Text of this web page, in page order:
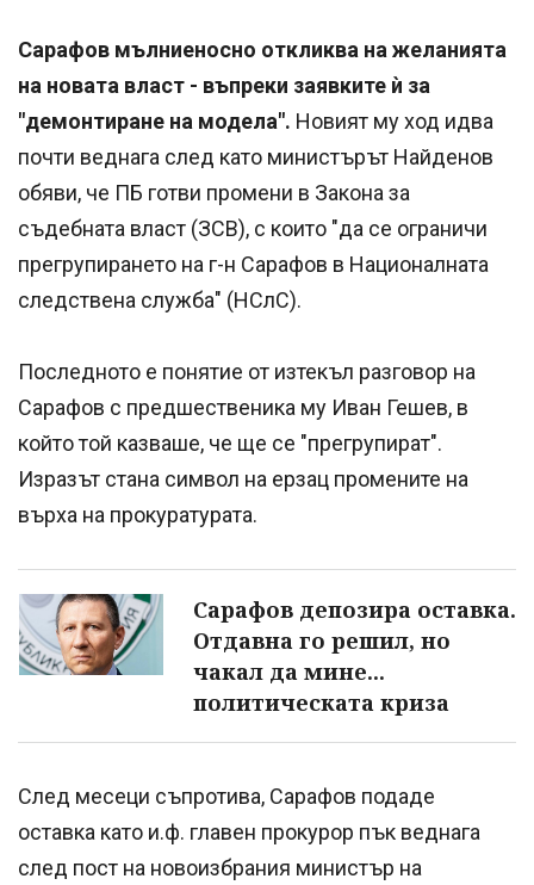
Сарафов мълниеносно откликва на желанията
на новата власт - въпреки заявките ѝ за
"демонтиране на модела". Новият му ход идва
почти веднага след като министърът Найденов
обяви, че ПБ готви промени в Закона за
съдебната власт (ЗСВ), с които "да се ограничи
прегрупирането на г-н Сарафов в Националната
следствена служба" (НСлС).
Последното е понятие от изтекъл разговор на
Сарафов с предшественика му Иван Гешев, в
който той казваше, че ще се "прегрупират".
Изразът стана символ на ерзац промените на
върха на прокуратурата.
Сарафов депозира оставка.
Отдавна го решил, но
чакал да мине...
политическата криза
След месеци съпротива, Сарафов подаде
оставка като и.ф. главен прокурор пък веднага
след пост на новоизбрания министър на